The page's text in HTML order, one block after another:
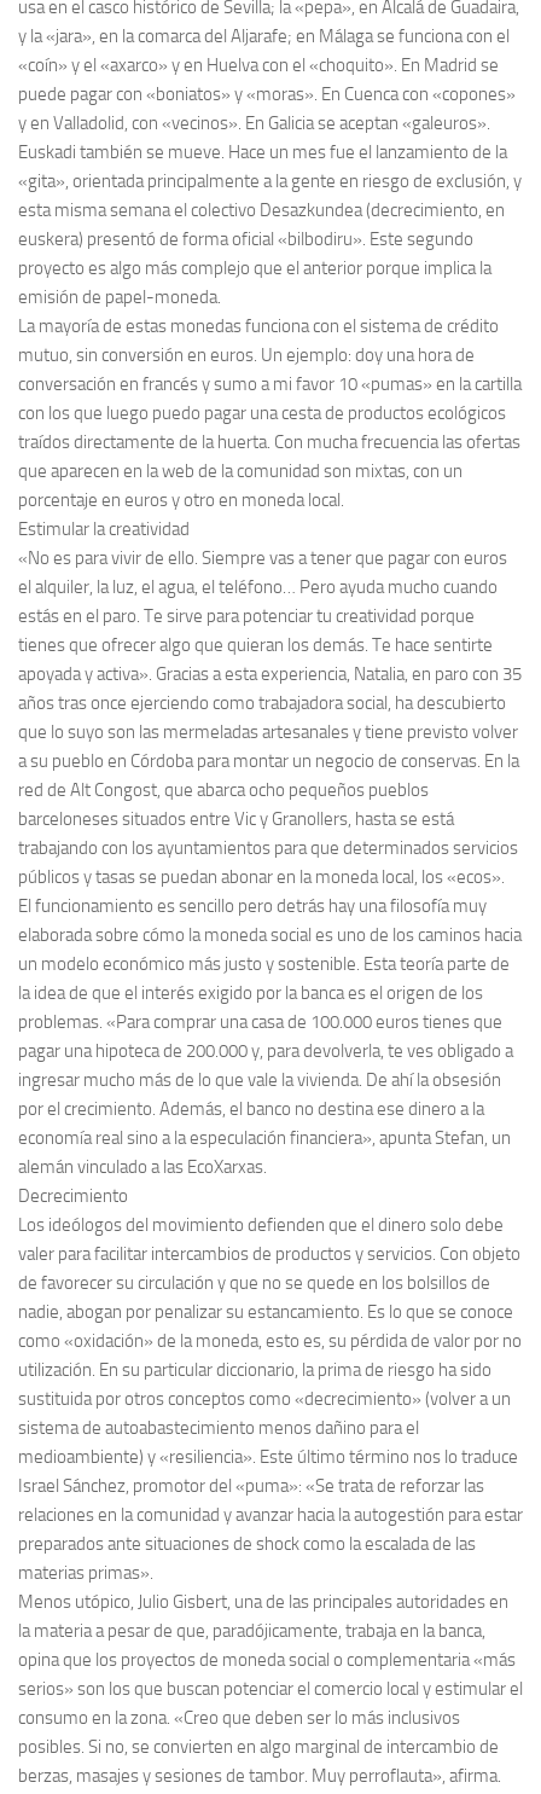
usa en el casco histórico de Sevilla; la «pepa», en Alcalá de Guadaira,
y la «jara», en la comarca del Aljarafe; en Málaga se funciona con el
«coín» y el «axarco» y en Huelva con el «choquito». En Madrid se
puede pagar con «boniatos» y «moras». En Cuenca con «copones»
y en Valladolid, con «vecinos». En Galicia se aceptan «galeuros».
Euskadi también se mueve. Hace un mes fue el lanzamiento de la
«gita», orientada principalmente a la gente en riesgo de exclusión, y
esta misma semana el colectivo Desazkundea (decrecimiento, en
euskera) presentó de forma oficial «bilbodiru». Este segundo
proyecto es algo más complejo que el anterior porque implica la
emisión de papel-moneda.
La mayoría de estas monedas funciona con el sistema de crédito
mutuo, sin conversión en euros. Un ejemplo: doy una hora de
conversación en francés y sumo a mi favor 10 «pumas» en la cartilla
con los que luego puedo pagar una cesta de productos ecológicos
traídos directamente de la huerta. Con mucha frecuencia las ofertas
que aparecen en la web de la comunidad son mixtas, con un
porcentaje en euros y otro en moneda local.
Estimular la creatividad
«No es para vivir de ello. Siempre vas a tener que pagar con euros
el alquiler, la luz, el agua, el teléfono… Pero ayuda mucho cuando
estás en el paro. Te sirve para potenciar tu creatividad porque
tienes que ofrecer algo que quieran los demás. Te hace sentirte
apoyada y activa». Gracias a esta experiencia, Natalia, en paro con 35
años tras once ejerciendo como trabajadora social, ha descubierto
que lo suyo son las mermeladas artesanales y tiene previsto volver
a su pueblo en Córdoba para montar un negocio de conservas. En la
red de Alt Congost, que abarca ocho pequeños pueblos
barceloneses situados entre Vic y Granollers, hasta se está
trabajando con los ayuntamientos para que determinados servicios
públicos y tasas se puedan abonar en la moneda local, los «ecos».
El funcionamiento es sencillo pero detrás hay una filosofía muy
elaborada sobre cómo la moneda social es uno de los caminos hacia
un modelo económico más justo y sostenible. Esta teoría parte de
la idea de que el interés exigido por la banca es el origen de los
problemas. «Para comprar una casa de 100.000 euros tienes que
pagar una hipoteca de 200.000 y, para devolverla, te ves obligado a
ingresar mucho más de lo que vale la vivienda. De ahí la obsesión
por el crecimiento. Además, el banco no destina ese dinero a la
economía real sino a la especulación financiera», apunta Stefan, un
alemán vinculado a las EcoXarxas.
Decrecimiento
Los ideólogos del movimiento defienden que el dinero solo debe
valer para facilitar intercambios de productos y servicios. Con objeto
de favorecer su circulación y que no se quede en los bolsillos de
nadie, abogan por penalizar su estancamiento. Es lo que se conoce
como «oxidación» de la moneda, esto es, su pérdida de valor por no
utilización. En su particular diccionario, la prima de riesgo ha sido
sustituida por otros conceptos como «decrecimiento» (volver a un
sistema de autoabastecimiento menos dañino para el
medioambiente) y «resiliencia». Este último término nos lo traduce
Israel Sánchez, promotor del «puma»: «Se trata de reforzar las
relaciones en la comunidad y avanzar hacia la autogestión para estar
preparados ante situaciones de shock como la escalada de las
materias primas».
Menos utópico, Julio Gisbert, una de las principales autoridades en
la materia a pesar de que, paradójicamente, trabaja en la banca,
opina que los proyectos de moneda social o complementaria «más
serios» son los que buscan potenciar el comercio local y estimular el
consumo en la zona. «Creo que deben ser lo más inclusivos
posibles. Si no, se convierten en algo marginal de intercambio de
berzas, masajes y sesiones de tambor. Muy perroflauta», afirma.